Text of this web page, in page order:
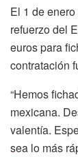
El 1 de
refuerzo del
euros para
contratación
“Hemos
mexicana.
valentía.
sea lo más